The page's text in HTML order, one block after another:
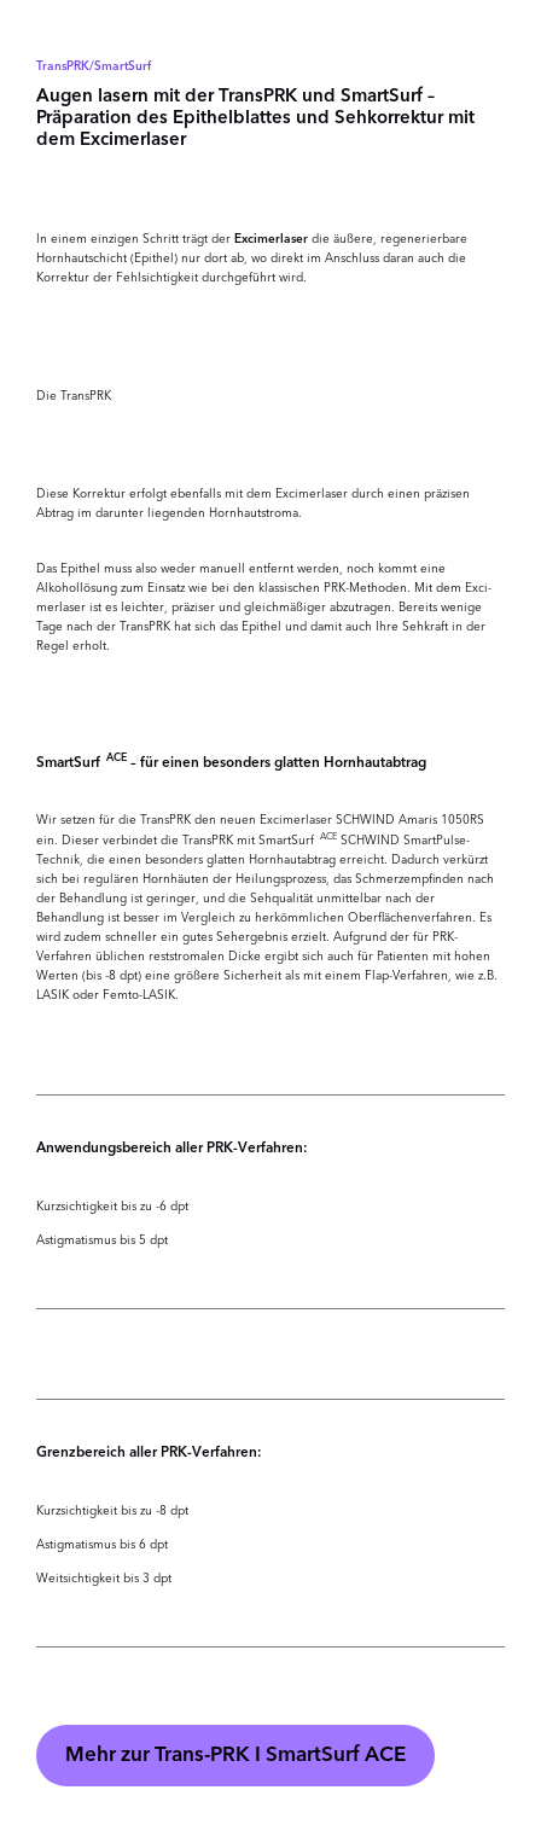
TransPRK/SmartSurf
Augen lasern mit der TransPRK und SmartSurf –
Präparation des Epithelblattes und Sehkorrektur mit
dem Excimerlaser
In einem einzigen Schritt trägt der Excimerlaser die äußere, regene­rier­bare
Hornhautschicht (Epithel) nur dort ab, wo direkt im Anschluss daran auch die
Korrektur der Fehlsichtigkeit durchgeführt wird.
Die TransPRK
Diese Korrektur erfolgt ebenfalls mit dem Excimerlaser durch einen präzisen
Abtrag im darunter lie­genden Hornhautstroma.
Das Epithel muss also weder manuell entfernt werden, noch kommt eine
Alkohollösung zum Einsatz wie bei den klassischen PRK-Methoden. Mit dem Exci­
merlaser ist es leichter, präziser und gleich­mäßiger abzutragen. Bereits wenige
Tage nach der TransPRK hat sich das Epithel und damit auch Ihre Sehkraft in der
Regel erholt.
SmartSurf ACE – für einen besonders glatten Hornhautabtrag
Wir setzen für die TransPRK den neuen Excimerlaser SCHWIND Amaris 1050RS
ein. Dieser verbindet die TransPRK mit SmartSurf
ACE SCHWIND SmartPulse-
Technik, die einen besonders glatten Hornhautabtrag erreicht. Dadurch verkürzt
sich bei regulären Hornhäuten der Heilungsprozess, das Schmerzempfinden nach
der Behandlung ist geringer, und die Sehqualität unmittelbar nach der
Behandlung ist besser im Vergleich zu herkömmlichen Oberflächenverfahren. Es
wird zudem schneller ein gutes Sehergebnis erzielt. Aufgrund der für PRK-
Verfahren üblichen reststromalen Dicke ergibt sich auch für Patienten mit hohen
Werten (bis -8 dpt) eine größere Sicherheit als mit einem Flap-Verfahren, wie z.B.
LASIK oder Femto-LASIK.
Anwendungsbereich aller PRK-Verfahren:
Kurzsichtigkeit bis zu -6 dpt
Astigmatismus bis 5 dpt
Grenzbereich aller PRK-Verfahren:
Kurzsichtigkeit bis zu -8 dpt
Astigmatismus bis 6 dpt
Weitsichtigkeit bis 3 dpt
Mehr zur Trans-PRK I SmartSurf ACE